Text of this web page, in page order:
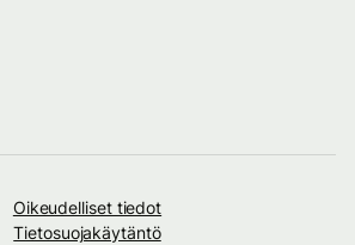
Oikeudelliset tiedot
Tietosuojakäytäntö